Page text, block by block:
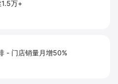
万+
- 门店销量月增50%